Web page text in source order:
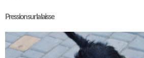
Pression sur la laisse